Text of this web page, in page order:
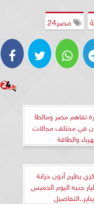
مصر24
تفاهم مصر ومالطا
في مختلف مجالات
والطاقة
يطرح أذون خزانة
70 مليار جنيه اليوم الخميس